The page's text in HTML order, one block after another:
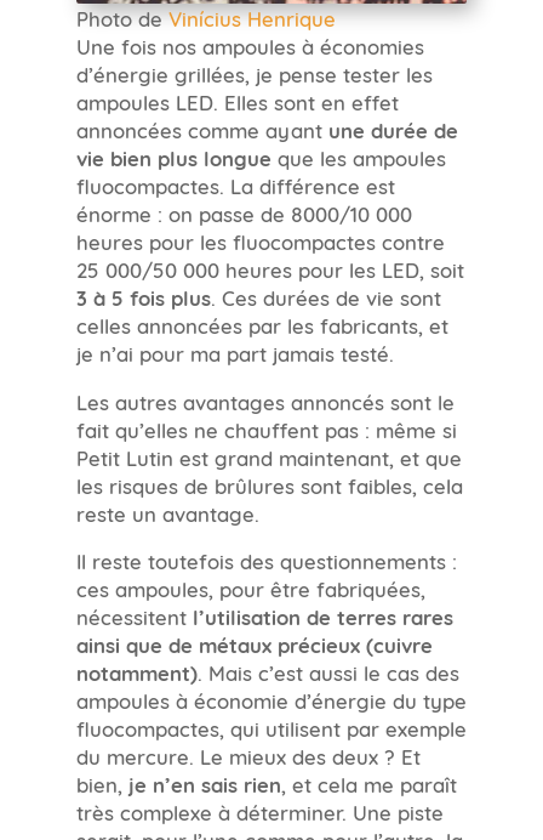
Photo deVinícius Henrique
Une fois nos ampoules à économies
d’énergie grillées, je pense tester les
ampoules LED. Elles sont en effet
annoncées comme ayant une durée de
vie bien plus longue que les ampoules
fluocompactes. La différence est
énorme : on passe de 8000/10 000
heures pour les fluocompactes contre
25 000/50 000 heures pour les LED, soit
3 à 5 fois plus. Ces durées de vie sont
celles annoncées par les fabricants, et
je n’ai pour ma part jamais testé.
Les autres avantages annoncés sont le
fait qu’elles ne chauffent pas : même si
Petit Lutin est grand maintenant, et que
les risques de brûlures sont faibles, cela
reste un avantage.
Il reste toutefois des questionnements :
ces ampoules, pour être fabriquées,
nécessitent l’utilisation de terres rares
ainsi que de métaux précieux (cuivre
notamment). Mais c’est aussi le cas des
ampoules à économie d’énergie du type
fluocompactes, qui utilisent par exemple
du mercure. Le mieux des deux ? Et
bien, je n’en sais rien, et cela me paraît
très complexe à déterminer. Une piste